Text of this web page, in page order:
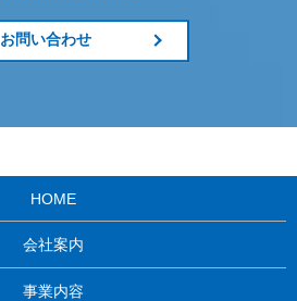
お問い合わせ
HOME
会社案内
事業内容